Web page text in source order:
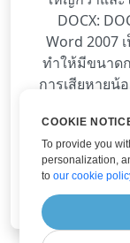
DOCX:
Word 2007
ทำให้มีขนาด
การเสียหายน้
และ
เอกสารเช่
เอกสา
COOKIE
To provide you
personalization,
toour cookie